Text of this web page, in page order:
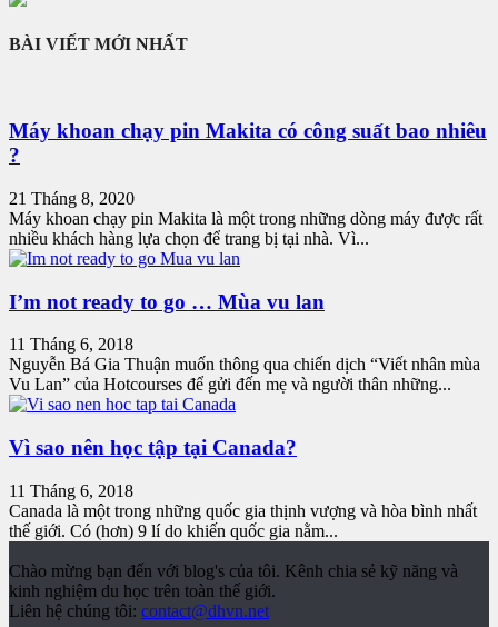
BÀI VIẾT MỚI NHẤT
Máy khoan chạy pin Makita có công suất bao nhiêu
?
21 Tháng 8, 2020
Máy khoan chạy pin Makita là một trong những dòng máy được rất
nhiều khách hàng lựa chọn để trang bị tại nhà. Vì...
I’m not ready to go … Mùa vu lan
11 Tháng 6, 2018
Nguyễn Bá Gia Thuận muốn thông qua chiến dịch “Viết nhân mùa
Vu Lan” của Hotcourses để gửi đến mẹ và người thân những...
Vì sao nên học tập tại Canada?
11 Tháng 6, 2018
Canada là một trong những quốc gia thịnh vượng và hòa bình nhất
thế giới. Có (hơn) 9 lí do khiến quốc gia nằm...
Chào mừng bạn đến với blog's của tôi. Kênh chia sẻ kỹ năng và
kinh nghiệm du học trên toàn thế giới.
Liên hệ chúng tôi: contact@dhvn.net